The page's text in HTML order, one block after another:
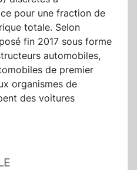
pour une fraction de
totale. Selon
fin 2017 sous forme
automobiles,
de premier
organismes de
des voitures